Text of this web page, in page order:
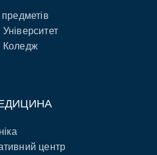
Коледж
центр